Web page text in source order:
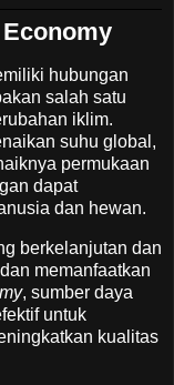
hubungan
salah satu
iklim.
suhu global,
permukaan
dapat
dan hewan.
berkelanjutan dan
memanfaatkan
, sumber daya
untuk
kualitas